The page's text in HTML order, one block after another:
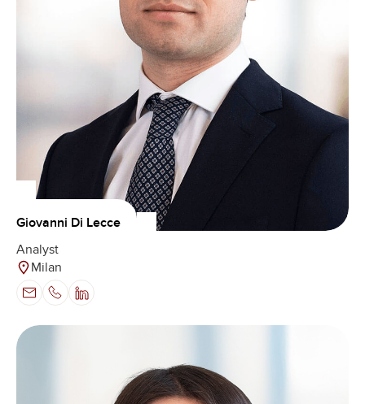
Giovanni Di Lecce
Analyst
Milan